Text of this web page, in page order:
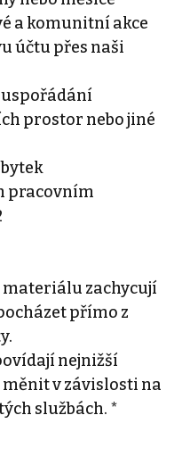
a komunitní akce
účtu přes naši
prostor nebo jiné
pracovním
materiálu zachycují
přímo z
nejnižší
měnit v závislosti na
službách. *